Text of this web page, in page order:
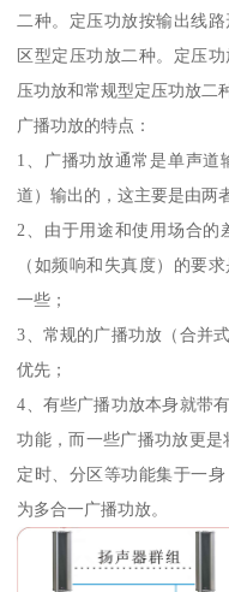
二种。定压功放按输出线
区型定压功放二种。定压
压功放和常规型定压功放二
广播功放的特点：
1、广播功放通常是单声道
道）输出的，这主要是由两
2、由于用途和使用场合的
（如频响和失真度）的要
一些；
3、常规的广播功放（合并
优先；
4、有些广播功放本身就带
功能，而一些广播功放更是
定时、分区等功能集于一
为多合一广播功放。